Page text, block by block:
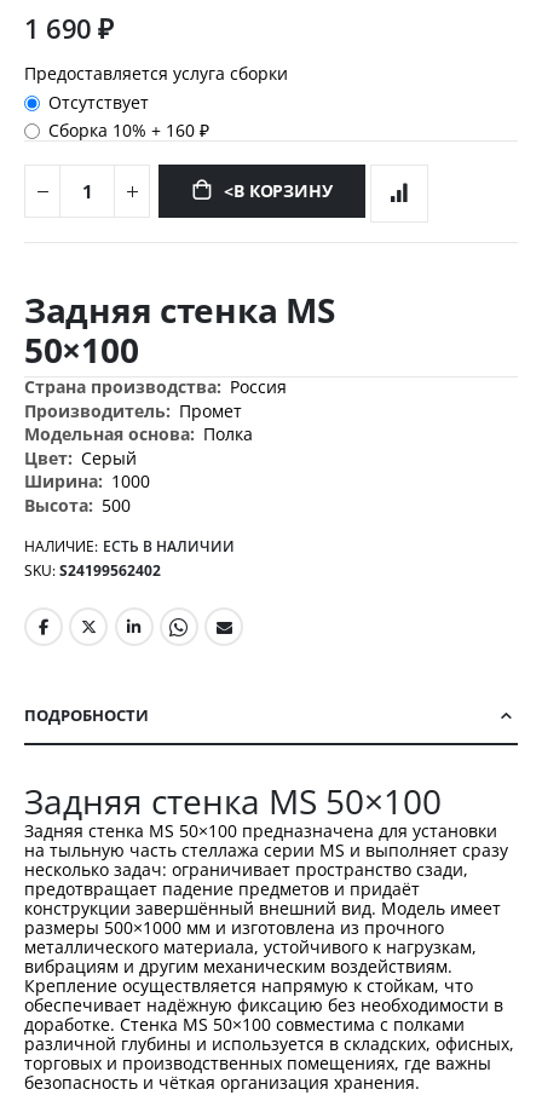
1 690 ₽
Предоставляется услуга сборки
Отсутствует
Сборка 10%+ 160 ₽
<В КОРЗИНУ
к
началу
галереи
изображений
Задняя стенка MS
50×100
Дополнительная
информация
Россия
Промет
Полка
Серый
1000
500
НАЛИЧИЕ: ЕСТЬ В НАЛИЧИИ
SKU S24199562402
ПОДРОБНОСТИ
Задняя стенка MS 50×100
Задняя стенка MS 50×100 предназначена для установки
на тыльную часть стеллажа серии MS и выполняет сразу
несколько задач: ограничивает пространство сзади,
предотвращает падение предметов и придаёт
конструкции завершённый внешний вид. Модель имеет
размеры 500×1000 мм и изготовлена из прочного
металлического материала, устойчивого к нагрузкам,
вибрациям и другим механическим воздействиям.
Крепление осуществляется напрямую к стойкам, что
обеспечивает надёжную фиксацию без необходимости в
доработке. Стенка MS 50×100 совместима с полками
различной глубины и используется в складских, офисных,
торговых и производственных помещениях, где важны
безопасность и чёткая организация хранения.